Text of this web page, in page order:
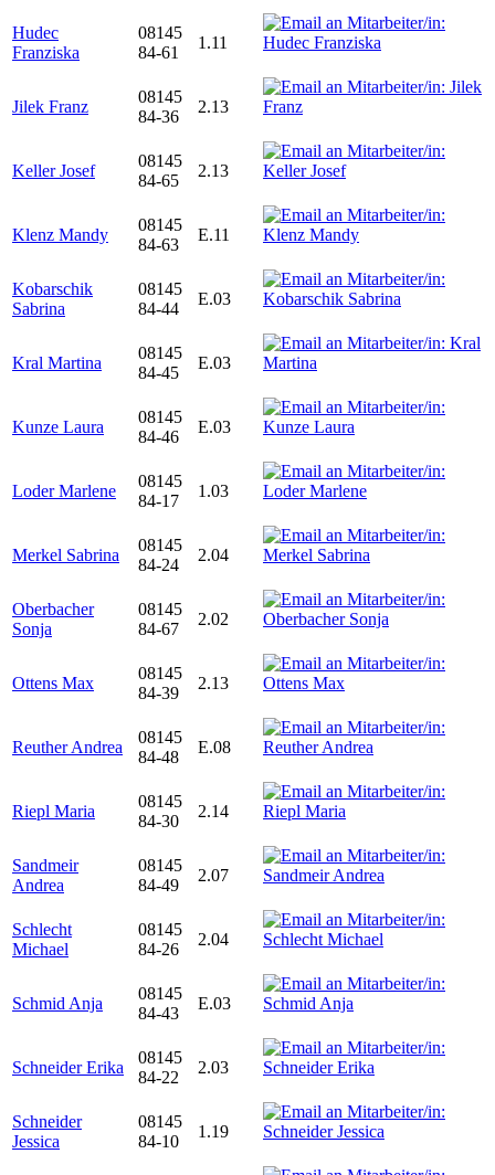
Hudec
Franziska
08145
84-61
1.11
Jilek Franz
08145
84-36
2.13
Keller Josef
08145
84-65
2.13
Klenz Mandy
08145
84-63
E.11
Kobarschik
Sabrina
08145
84-44
E.03
Kral Martina
08145
84-45
E.03
Kunze Laura
08145
84-46
E.03
Loder Marlene
08145
84-17
1.03
Merkel Sabrina
08145
84-24
2.04
Oberbacher
Sonja
08145
84-67
2.02
Ottens Max
08145
84-39
2.13
Reuther Andrea
08145
84-48
E.08
Riepl Maria
08145
84-30
2.14
Sandmeir
Andrea
08145
84-49
2.07
Schlecht
Michael
08145
84-26
2.04
Schmid Anja
08145
84-43
E.03
Schneider Erika
08145
84-22
2.03
Schneider
Jessica
08145
84-10
1.19